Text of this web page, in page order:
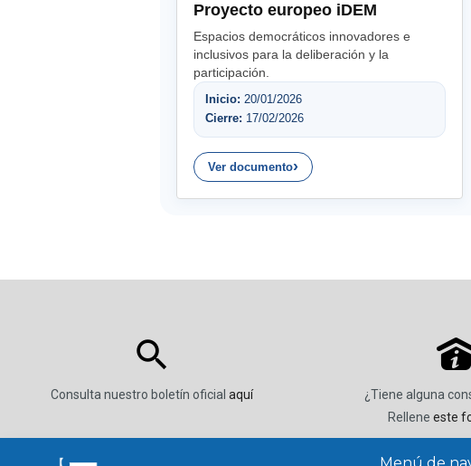
Proyecto europeo iDEM
Espacios democráticos innovadores e
inclusivos para la deliberación y la
participación.
Inicio: 20/01/2026
Cierre: 17/02/2026
Ver documento
Consulta nuestro boletín oficial aquí
¿Tiene alguna
Rellene este